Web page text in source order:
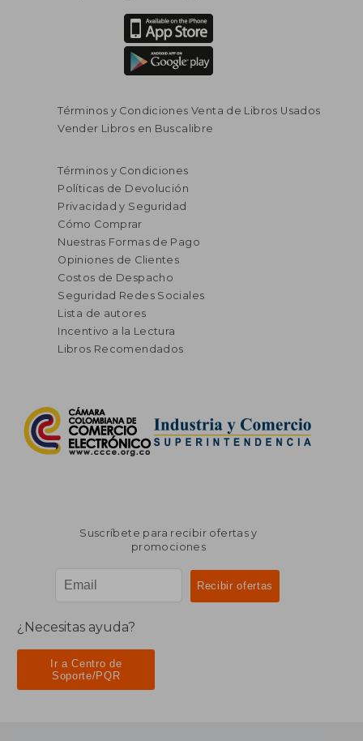
Términos y Condiciones Venta de Libros Usados
Vender Libros en Buscalibre
Términos y Condiciones
Políticas de Devolución
Privacidad y Seguridad
Cómo Comprar
Nuestras Formas de Pago
Opiniones de Clientes
Costos de Despacho
Seguridad Redes Sociales
Lista de autores
Incentivo a la Lectura
Libros Recomendados
Suscríbete para recibir ofertas y
promociones
¿Necesitas ayuda?
Ir a Centro de
Soporte/PQR